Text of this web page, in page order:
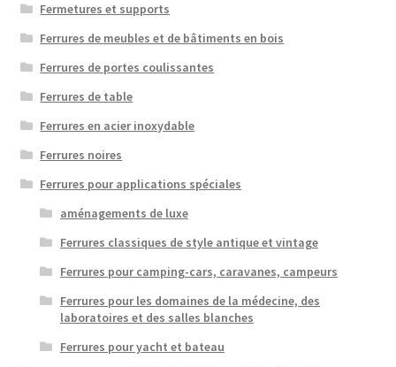
Fermetures et supports
Ferrures de meubles et de bâtiments en bois
Ferrures de portes coulissantes
Ferrures de table
Ferrures en acier inoxydable
Ferrures noires
Ferrures pour applications spéciales
aménagements de luxe
Ferrures classiques de style antique et vintage
Ferrures pour camping-cars, caravanes, campeurs
Ferrures pour les domaines de la médecine, des
laboratoires et des salles blanches
Ferrures pour yacht et bateau